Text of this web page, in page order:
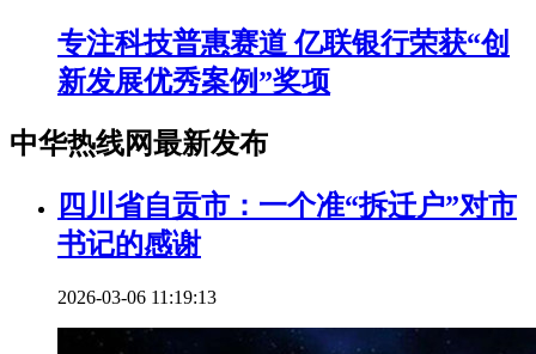
专注科技普惠赛道 亿联银行荣获“创
新发展优秀案例”奖项
中华热线网最新发布
四川省自贡市：一个准“拆迁户”对市
书记的感谢
2026-03-06 11:19:13